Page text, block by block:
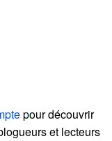
pour découvrir
et lecteurs